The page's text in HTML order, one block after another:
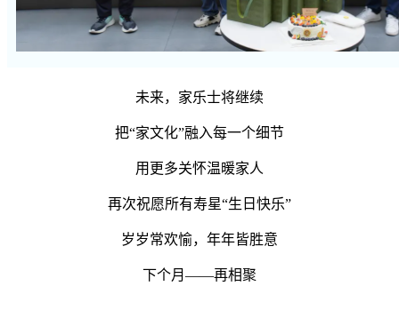
未来，家乐士将继续
把“家文化”融入每一个细节
用更多关怀温暖家人
再次祝愿所有寿星“生日快乐”
岁岁常欢愉，年年皆胜意
下个月——再相聚